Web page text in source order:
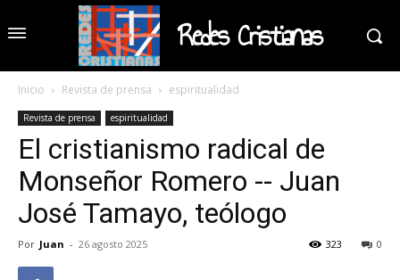
Redes Cristianas
Inicio Revista de prensa espiritualidad
Revista de prensa espiritualidad
El cristianismo radical de
Monseñor Romero -- Juan
José Tamayo, teólogo
Por Juan - 26 agosto 2025 0
323